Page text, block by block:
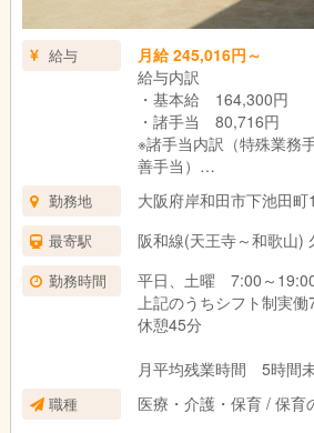
給与
月給 245,016円～
給与内訳
・基本給 164,300円
・諸手当 80,716円
※諸手当内訳（特殊業務
善手当）
※基本給は新卒者の場合
り変動する。
通勤手当 全額支給（車
3,000円）
住宅手当あり 月5,000円
賞与 年2回（4.1ヶ月）
金）
勤務地 大阪府岸和田市下池田
最寄駅 阪和線(天王寺～和歌山)
勤務時間
平日、土曜 7:00～
上記のうちシフト制実働
休憩45分
月平均残業時間 5時間
職種
医療・介護・保育 / 保育